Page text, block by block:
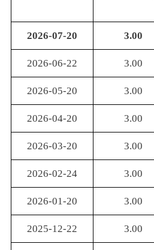
2026-07-20 3.00
2026-06-22 3.00
2026-05-20 3.00
2026-04-20 3.00
2026-03-20 3.00
2026-02-24 3.00
2026-01-20 3.00
2025-12-22 3.00